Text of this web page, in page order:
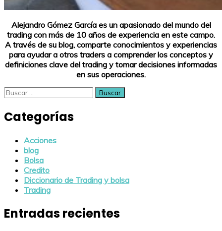
Alejandro Gómez García es un apasionado del mundo del
trading con más de 10 años de experiencia en este campo.
A través de su blog, comparte conocimientos y experiencias
para ayudar a otros traders a comprender los conceptos y
definiciones clave del trading y tomar decisiones informadas
en sus operaciones.
Buscar:
Categorías
Acciones
blog
Bolsa
Credito
Diccionario de Trading y bolsa
Trading
Entradas recientes